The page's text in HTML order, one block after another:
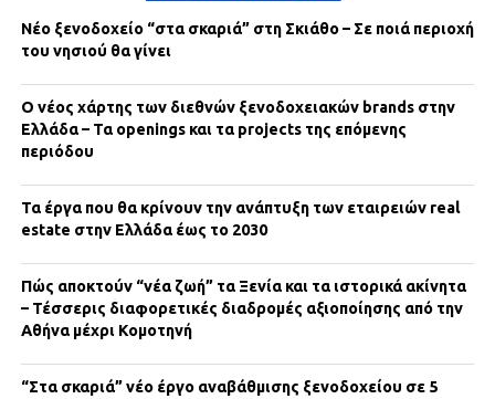
Νέο ξενοδοχείο “στα σκαριά” στη Σκιάθο – Σε ποιά περιοχή
του νησιού θα γίνει
Ο νέος χάρτης των διεθνών ξενοδοχειακών brands στην
Ελλάδα – Τα openings και τα projects της επόμενης
περιόδου
Τα έργα που θα κρίνουν την ανάπτυξη των εταιρειών real
estate στην Ελλάδα έως το 2030
Πώς αποκτούν “νέα ζωή” τα Ξενία και τα ιστορικά ακίνητα
– Τέσσερις διαφορετικές διαδρομές αξιοποίησης από την
Αθήνα μέχρι Κομοτηνή
“Στα σκαριά” νέο έργο αναβάθμισης ξενοδοχείου σε 5